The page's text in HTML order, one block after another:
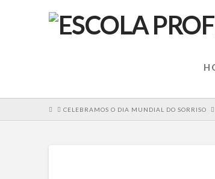
HOMECELEBRAMOS O DIA MUNDIAL DO SORRISO